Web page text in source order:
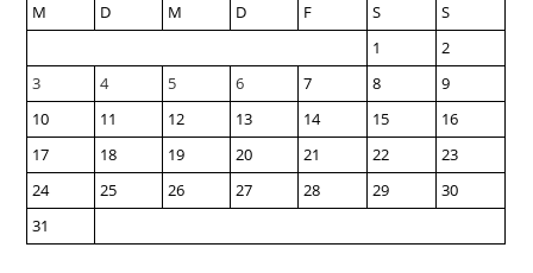
M
D M D F S
S
1
2
3
4 5 6 7 8
9
10
11 12 13 14 15
16
17
18 19 20 21 22
23
24
25 26 27 28 29
30
31